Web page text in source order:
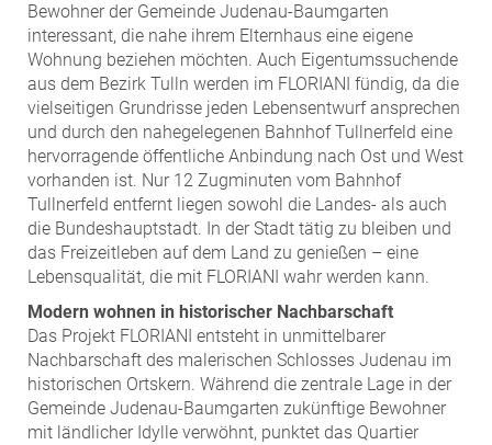
Pressekontakt
Bewohner der Gemeinde Judenau-Baumgarten
interessant, die nahe ihrem Elternhaus eine eigene
Wohnung beziehen möchten. Auch Eigentumssuchende
aus dem Bezirk Tulln werden im FLORIANI fündig, da die
vielseitigen Grundrisse jeden Lebensentwurf ansprechen
und durch den nahegelegenen Bahnhof Tullnerfeld eine
hervorragende öffentliche Anbindung nach Ost und West
vorhanden ist. Nur 12 Zugminuten vom Bahnhof
Tullnerfeld entfernt liegen sowohl die Landes- als auch
die Bundeshauptstadt. In der Stadt tätig zu bleiben und
das Freizeitleben auf dem Land zu genießen – eine
Lebensqualität, die mit FLORIANI wahr werden kann.
Modern wohnen in historischer Nachbarschaft
Das Projekt FLORIANI entsteht in unmittelbarer
Nachbarschaft des malerischen Schlosses Judenau im
historischen Ortskern. Während die zentrale Lage in der
Gemeinde Judenau-Baumgarten zukünftige Bewohner
mit ländlicher Idylle verwöhnt, punktet das Quartier